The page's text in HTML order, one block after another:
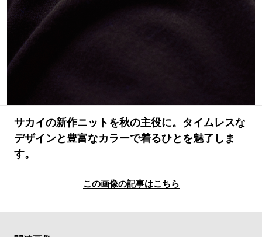
サカイの新作ニットを秋の主役に。タイムレスな
デザインと豊富なカラーで着るひとを魅了しま
す。
この画像の記事はこちら